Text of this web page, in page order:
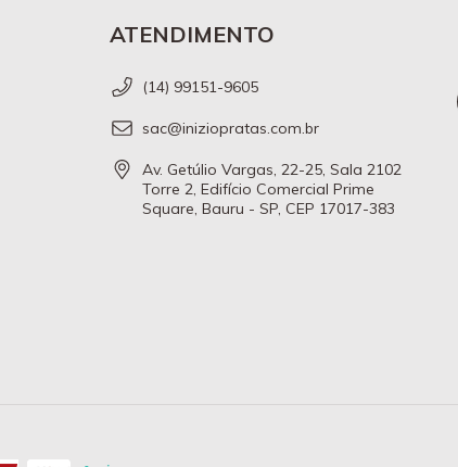
ATENDIMENTO
(14) 99151-9605
sac@iniziopratas.com.br
Av. Getúlio Vargas, 22-25, Sala 2102
Torre 2, Edifício Comercial Prime
Square, Bauru - SP, CEP 17017-383